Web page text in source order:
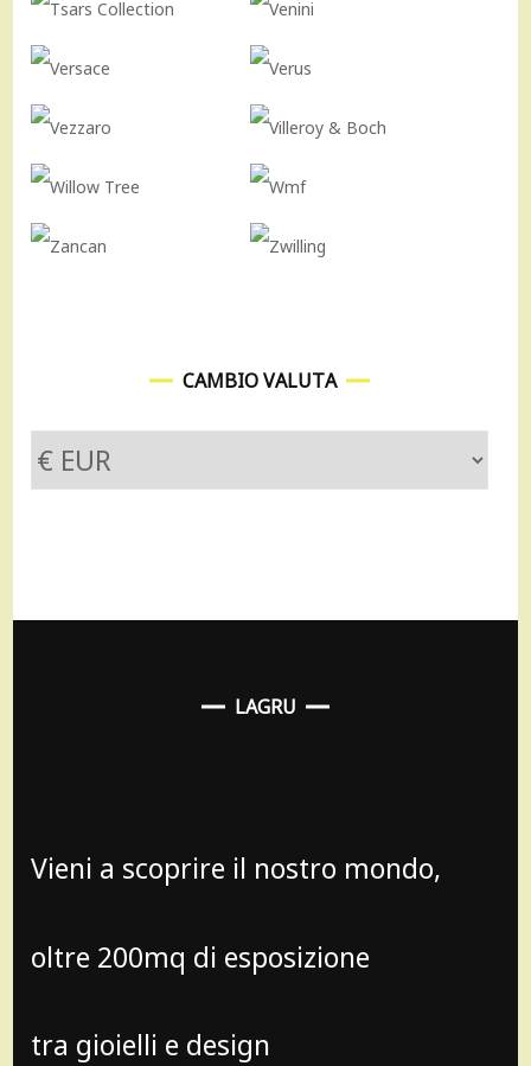
CAMBIO VALUTA
LAGRU
Vieni a scoprire il nostro mondo,
oltre 200mq di esposizione
tra gioielli e design